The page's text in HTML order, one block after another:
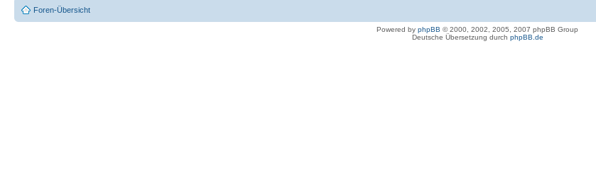
Foren-Übersicht
Powered by phpBB © 2000, 2002, 2005, 2007 phpBB Group
Deutsche Übersetzung durch phpBB.de